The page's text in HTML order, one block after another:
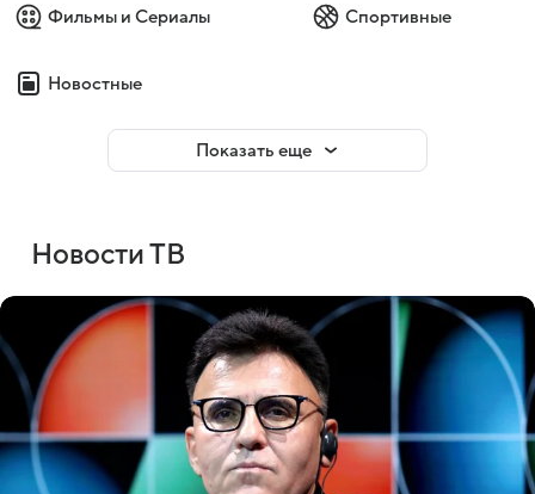
Фильмы и Сериалы Спортивные
Новостные
Показать еще
Новости ТВ